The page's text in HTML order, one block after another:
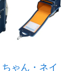
ゃん・ネイ